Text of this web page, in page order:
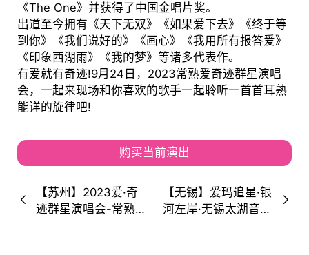
《The One》并获得了中国金唱片奖。
出道至今拥有《天下无双》《如果爱下去》《终于等
到你》《我们说好的》《画心》《我用所有报答爱》
《印象西湖雨》《我的梦》等诸多代表作。
有爱就有奇迹!9月24日，2023常熟爱奇迹群星演唱
会，一起来现场和你喜欢的歌手一起聆听一首首耳熟
能详的旋律吧!
购买当前演出
【苏州】2023爱·奇
迹群星演唱会-常熟
【无锡】爱玛追星·银
河左岸·无锡太湖音乐